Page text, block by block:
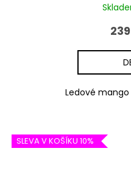
Ledové
SLEVA V KOŠÍKU 10%